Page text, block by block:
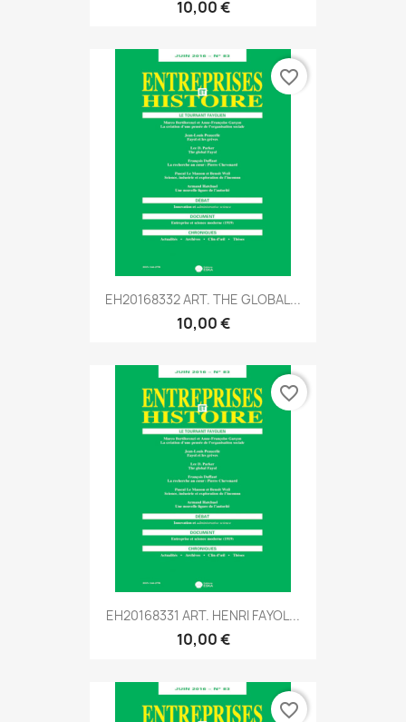
10,00 €
EH20168332 ART. THE GLOBAL...
10,00 €
favorite_border
EH20168331 ART. HENRI FAYOL...
10,00 €
favorite_border
favorite_border